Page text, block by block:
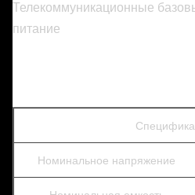
Телекоммуникационные
питание
Номинальное напряжение